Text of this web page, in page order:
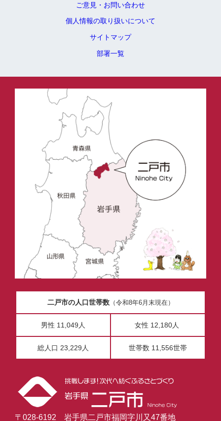
ご意見・お問い合わせ
個人情報の取り扱いについて
サイトマップ
部署一覧
二戸市の人口世帯数（令和8年6月末現在）
男性 11,049人 女性 12,180人
総人口 23,229人 世帯数 11,556世帯
〒028-6192 岩手県二戸市福岡字川又47番地